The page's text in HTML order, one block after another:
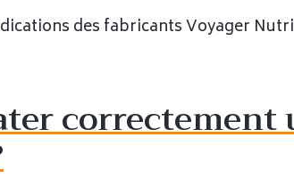
des fabricants Voyager
correctement